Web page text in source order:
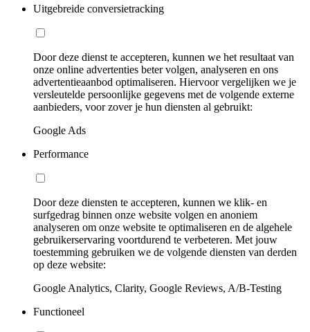
Uitgebreide conversietracking
Door deze dienst te accepteren, kunnen we het resultaat van
onze online advertenties beter volgen, analyseren en ons
advertentieaanbod optimaliseren. Hiervoor vergelijken we je
versleutelde persoonlijke gegevens met de volgende externe
aanbieders, voor zover je hun diensten al gebruikt:
Google Ads
Performance
Door deze diensten te accepteren, kunnen we klik- en
surfgedrag binnen onze website volgen en anoniem
analyseren om onze website te optimaliseren en de algehele
gebruikerservaring voortdurend te verbeteren. Met jouw
toestemming gebruiken we de volgende diensten van derden
op deze website:
Google Analytics, Clarity, Google Reviews, A/B-Testing
Functioneel